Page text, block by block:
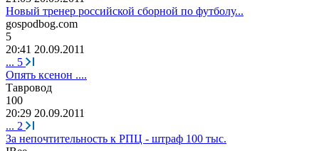
Новый тренер российской сборной по футболу...
gospodbog.com
5
20:41 20.09.2011
... 5
Опять ксенон ....
Тавровод
100
20:29 20.09.2011
... 2
За непочтительность к РПЦ - штраф 100 тыс.